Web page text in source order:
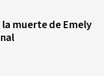
la muerte de Emely